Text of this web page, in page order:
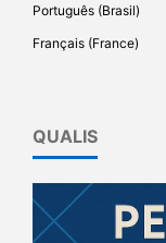
Português (Brasil)
Français (France)
QUALIS